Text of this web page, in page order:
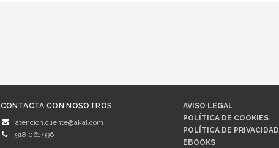
CONTACTA CON NOSOTROS
atencion.cliente@akal.com
918 061 996
AVISO LEGAL
POLÍTICA DE COOKIES
POLÍTICA DE PRIVACIDAD
EBOOKS